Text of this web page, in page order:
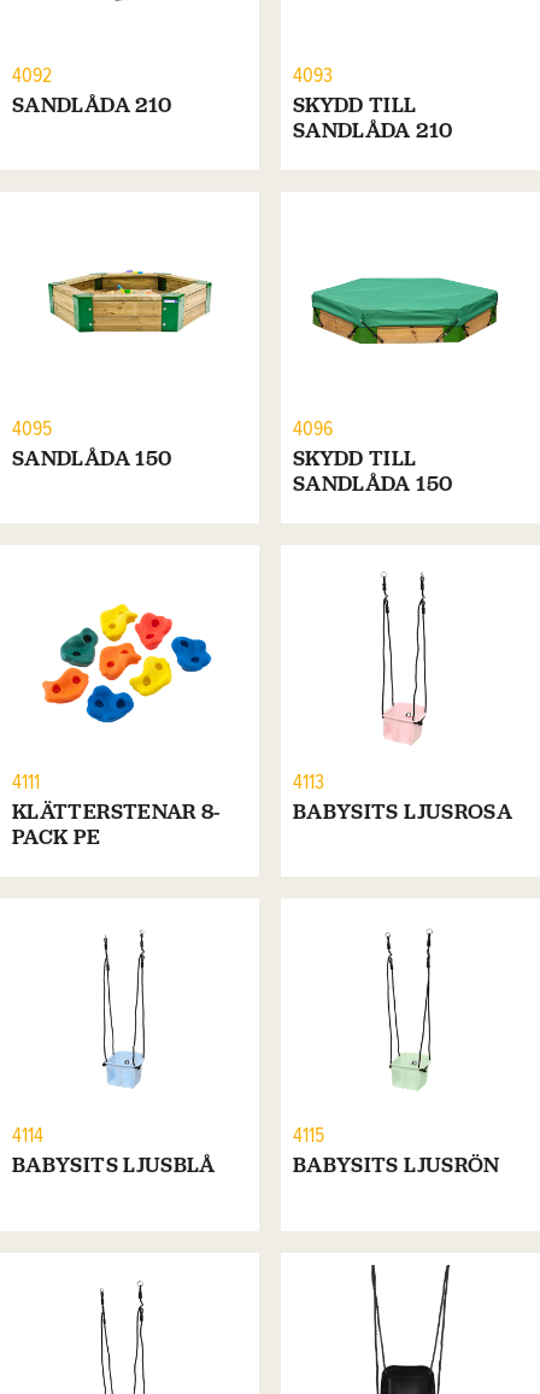
4092
SANDLÅDA 210
4093
SKYDD TILL
SANDLÅDA 210
4095
SANDLÅDA 150
4096
SKYDD TILL
SANDLÅDA 150
4111
KLÄTTERSTENAR 8-
PACK PE
4113
BABYSITS LJUSROSA
4114
BABYSITS LJUSBLÅ
4115
BABYSITS LJUSRÖN